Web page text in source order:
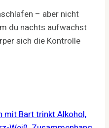
– aber nicht
du nachts aufwachst
sich die Kontrolle